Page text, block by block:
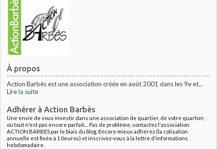
À propos
Action Barbès est une association créée en août 2001 dans les 9e et...
Lire la suite
Adhérer à Action Barbès
Une envie de vous investir dans une association de quartier, de votre quartier,
où tout n'est pas encore parfait.... Pas de problème, contactez l'association
ACTION BARBES par le biais du blog. Encore mieux adhérez (la cotisation
annuelle est fixée à 10euros) et inscrivez-vous à la lettre d'informations
hebdomadaire.